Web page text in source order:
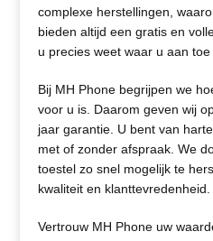
complexe herstellingen,
bieden altijd een gratis en
u precies weet waar u aan toe
Bij MH Phone begrijpen we
voor u is. Daarom geven wij
jaar garantie. U bent van
met of zonder afspraak. We
toestel zo snel mogelijk te
kwaliteit en klanttevredenheid.
Vertrouw MH Phone uw